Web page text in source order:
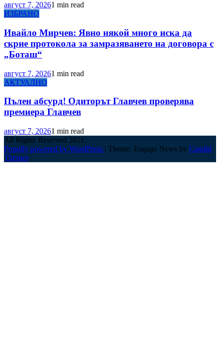
август 7, 20261 min read
ИЗБРАНО
Ивайло Мирчев: Явно някой много иска да
скрие протокола за замразяването на договора с
„Боташ“
август 7, 20261 min read
АКТУАЛНО
Пълен абсурд! Одиторът Главчев проверява
премиера Главчев
август 7, 20261 min read
All Rights Reserved 2021.
Proudly powered by WordPress | Theme: Engage News by Candid
Themes.